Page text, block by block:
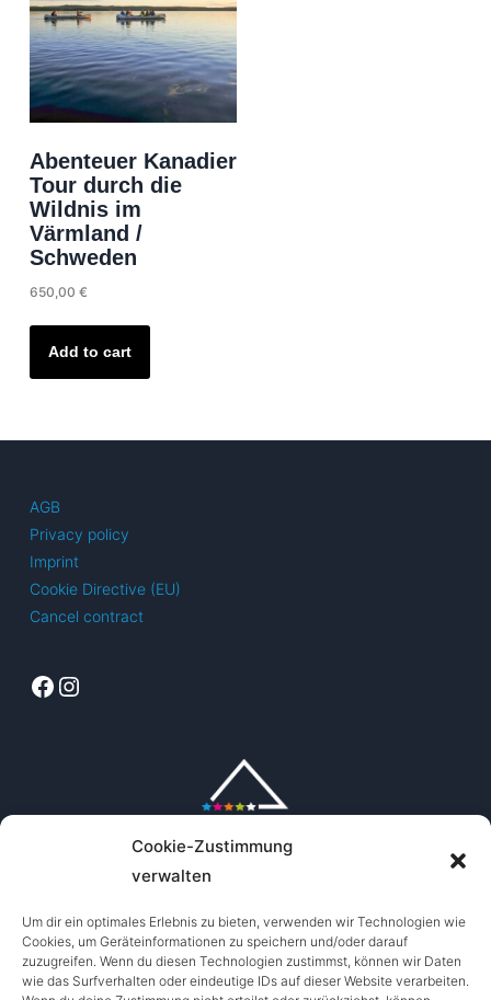
Cookie-Zustimmung
verwalten
Um dir ein optimales Erlebnis zu bieten, verwenden wir Technologien wie
Cookies, um Geräteinformationen zu speichern und/oder darauf
zuzugreifen. Wenn du diesen Technologien zustimmst, können wir Daten
wie das Surfverhalten oder eindeutige IDs auf dieser Website verarbeiten.
Abenteuer Kanadier
Tour durch die
Wildnis im
Värmland /
Schweden
650,00 €
Add to cart
AGB
Privacy policy
Imprint
Cookie Directive (EU)
Cancel contract
Facebook
Instagram